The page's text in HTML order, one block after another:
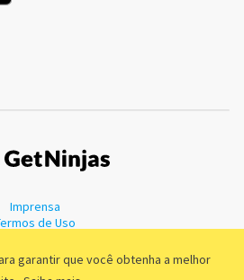
garantir que você obtenha a melhor
Imprensa
de Uso